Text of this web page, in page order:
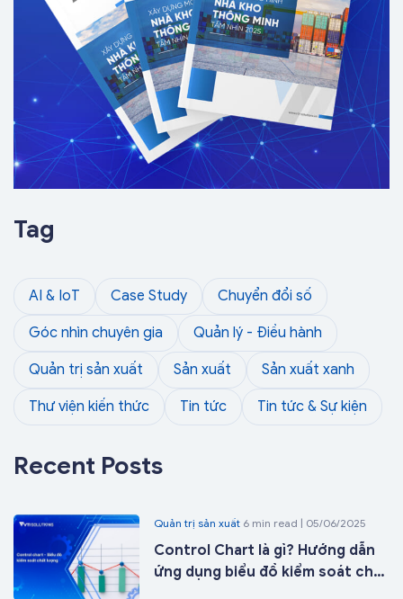
Tag
AI & IoT Case Study Chuyển đổi số
Góc nhìn chuyên gia Quản lý - Điều hành
Quản trị sản xuất Sản xuất Sản xuất xanh
Thư viện kiến thức Tin tức Tin tức & Sự kiện
Recent Posts
Quản trị sản xuất 6 min read | 05/06/2025
Control Chart là gì? Hướng dẫn
ứng dụng biểu đồ kiểm soát chất